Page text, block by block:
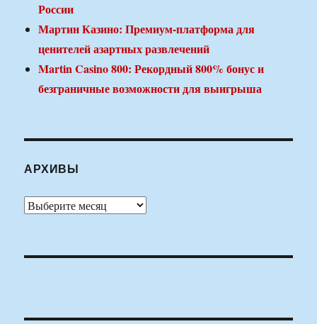
России
Мартин Казино: Премиум-платформа для
ценителей азартных развлечений
Martin Casino 800: Рекордный 800% бонус и
безграничные возможности для выигрыша
АРХИВЫ
Архивы